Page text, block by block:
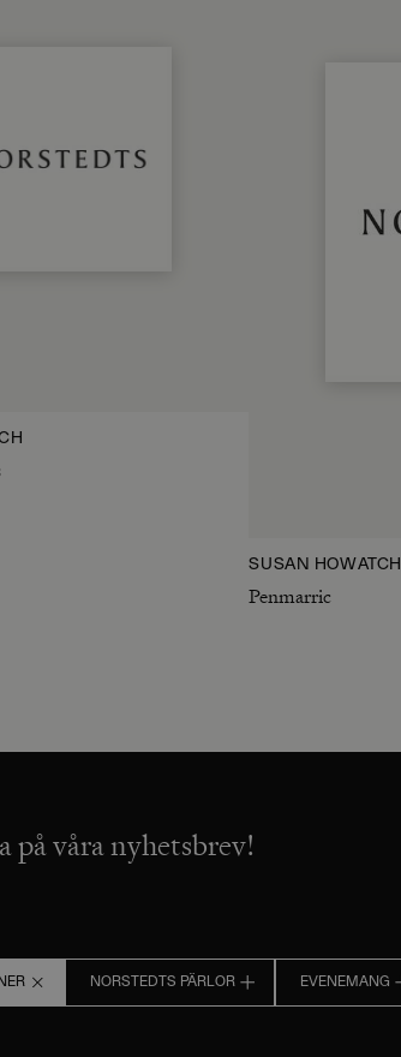
SUSAN HOWATCH
Penmarric
på våra nyhetsbrev!
NORSTEDTS PÄRLOR EVENEMANG